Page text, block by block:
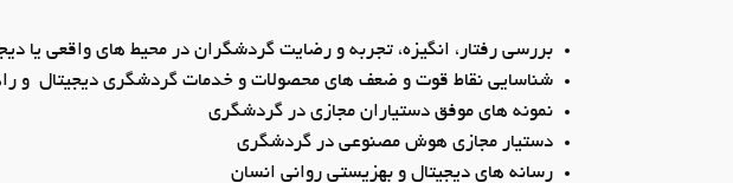
بررسی رفتار، انگیزه، تجربه و رضایت گردشگران در محیط ­های واقعی یا
شناسایی نقاط قوت و ضعف ­های محصولات و خدمات گردشگری دیجیتال و
نمونه ­های موفق دستیاران مجازی در گردشگری
دستیار مجازی هوش مصنوعی در گردشگری
رسانه ­های دیجیتال و بهزیستی روانی انسان